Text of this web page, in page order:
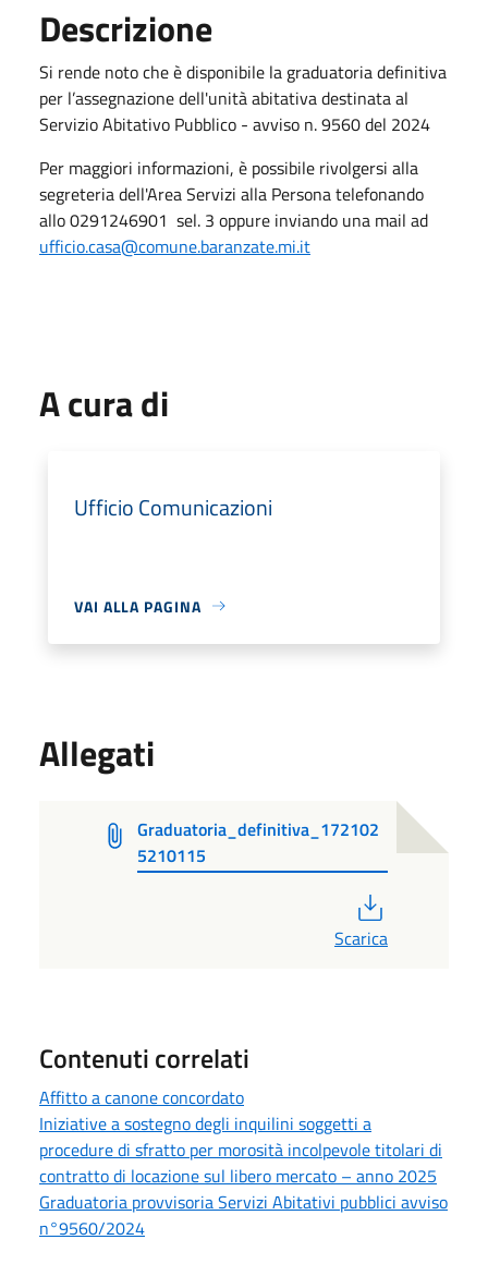
Descrizione
Si rende noto che è disponibile la graduatoria definitiva
per l’assegnazione dell'unità abitativa destinata al
Servizio Abitativo Pubblico - avviso n. 9560 del 2024
Per maggiori informazioni, è possibile rivolgersi alla
segreteria dell'Area Servizi alla Persona telefonando
allo 0291246901 sel. 3 oppure inviando una mail ad
ufficio.casa@comune.baranzate.mi.it
A cura di
Ufficio Comunicazioni
VAI ALLA PAGINA
Allegati
Graduatoria_definitiva_172102
5210115
Scarica
Contenuti correlati
Affitto a canone concordato
Iniziative a sostegno degli inquilini soggetti a
procedure di sfratto per morosità incolpevole titolari di
contratto di locazione sul libero mercato – anno 2025
Graduatoria provvisoria Servizi Abitativi pubblici avviso
n°9560/2024